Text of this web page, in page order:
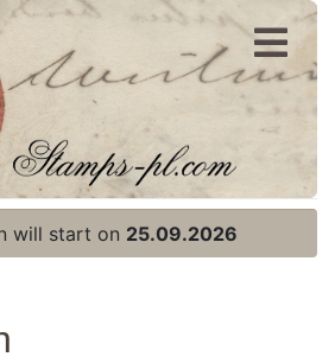
will start on 25.09.2026